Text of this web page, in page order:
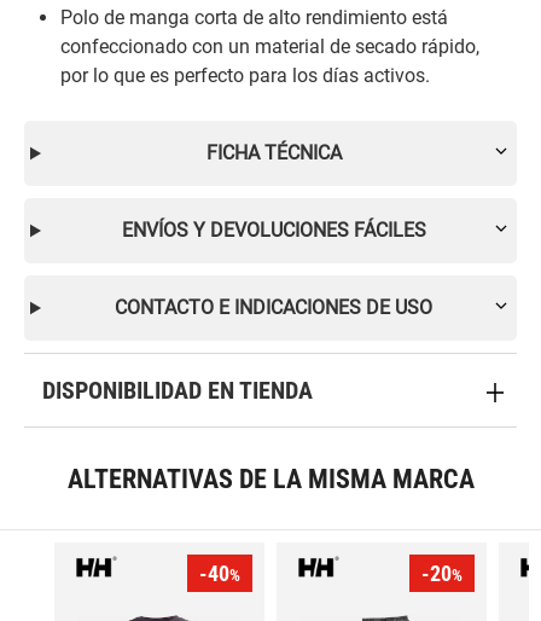
Polo de manga corta de alto rendimiento está
confeccionado con un material de secado rápido,
por lo que es perfecto para los días activos.
FICHA TÉCNICA
ENVÍOS Y DEVOLUCIONES FÁCILES
CONTACTO E INDICACIONES DE USO
DISPONIBILIDAD EN TIENDA
ALTERNATIVAS DE LA MISMA MARCA
-40% -20%